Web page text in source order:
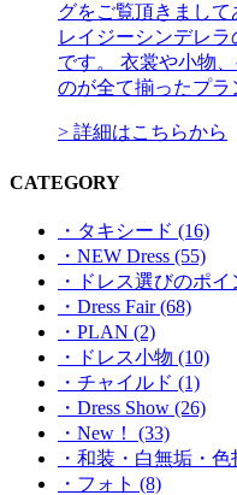
グをご覧頂きまして
レイジーシンデレ
です。 衣裳や小物
のが全て揃ったプラ
> 詳細はこちらから
CATEGORY
・タキシード (16)
・NEW Dress (55)
・ドレス選びのポイ
・Dress Fair (68)
・PLAN (2)
・ドレス小物 (10)
・チャイルド (1)
・Dress Show (26)
・New！ (33)
・和装・白無垢・色
・フォト (8)